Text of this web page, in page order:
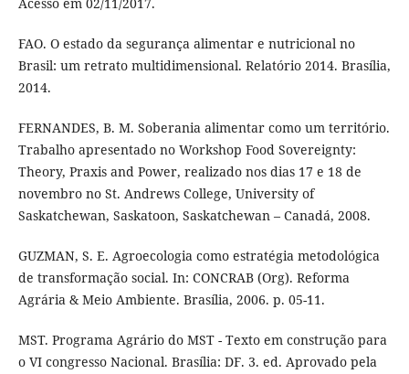
FAO. O estado da segurança alimentar e nutricional no
Brasil: um retrato multidimensional. Relatório 2014. Brasília,
2014.
FERNANDES, B. M. Soberania alimentar como um território.
Trabalho apresentado no Workshop Food Sovereignty:
Theory, Praxis and Power, realizado nos dias 17 e 18 de
novembro no St. Andrews College, University of
Saskatchewan, Saskatoon, Saskatchewan – Canadá, 2008.
GUZMAN, S. E. Agroecologia como estratégia metodológica
de transformação social. In: CONCRAB (Org). Reforma
Agrária & Meio Ambiente. Brasília, 2006. p. 05-11.
MST. Programa Agrário do MST - Texto em construção para
o VI congresso Nacional. Brasília: DF. 3. ed. Aprovado pela